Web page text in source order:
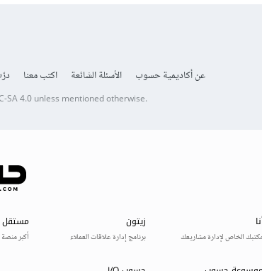
عن أكاديمية حسوب الأسئلة الشائعة اكتب معنا
SA 4.0unless mentioned otherwise.